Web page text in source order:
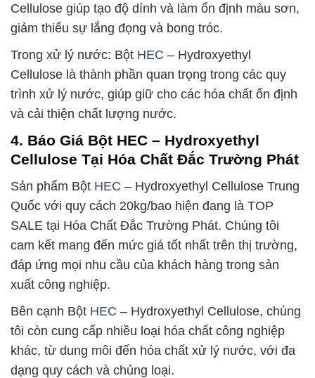
Cellulose giúp tạo độ dính và làm ổn định màu sơn,
giảm thiểu sự lắng đọng và bong tróc.
Trong xử lý nước: Bột HEC – Hydroxyethyl
Cellulose là thành phần quan trọng trong các quy
trình xử lý nước, giúp giữ cho các hóa chất ổn định
và cải thiện chất lượng nước.
4. Báo Giá Bột HEC – Hydroxyethyl
Cellulose Tại Hóa Chất Đắc Trường Phát
Sản phẩm Bột HEC – Hydroxyethyl Cellulose Trung
Quốc với quy cách 20kg/bao hiện đang là TOP
SALE tại Hóa Chất Đắc Trường Phát. Chúng tôi
cam kết mang đến mức giá tốt nhất trên thị trường,
đáp ứng mọi nhu cầu của khách hàng trong sản
xuất công nghiệp.
Bên cạnh Bột HEC – Hydroxyethyl Cellulose, chúng
tôi còn cung cấp nhiều loại hóa chất công nghiệp
khác, từ dung môi đến hóa chất xử lý nước, với đa
dạng quy cách và chủng loại.